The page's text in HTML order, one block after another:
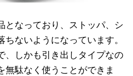
となっており、ストッパ、シ
ないようになっています。
、しかも引き出しタイプなの
無駄なく使うことができま